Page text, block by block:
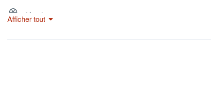
Ventilateur
Afficher tout